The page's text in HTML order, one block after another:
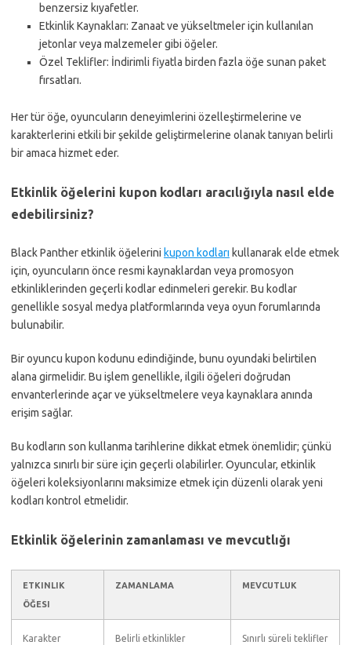
benzersiz kıyafetler.
Etkinlik Kaynakları: Zanaat ve yükseltmeler için kullanılan
jetonlar veya malzemeler gibi öğeler.
Özel Teklifler: İndirimli fiyatla birden fazla öğe sunan paket
fırsatları.
Her tür öğe, oyuncuların deneyimlerini özelleştirmelerine ve
karakterlerini etkili bir şekilde geliştirmelerine olanak tanıyan belirli
bir amaca hizmet eder.
Etkinlik öğelerini kupon kodları aracılığıyla nasıl elde
edebilirsiniz?
Black Panther etkinlik öğelerini kupon kodları kullanarak elde etmek
için, oyuncuların önce resmi kaynaklardan veya promosyon
etkinliklerinden geçerli kodlar edinmeleri gerekir. Bu kodlar
genellikle sosyal medya platformlarında veya oyun forumlarında
bulunabilir.
Bir oyuncu kupon kodunu edindiğinde, bunu oyundaki belirtilen
alana girmelidir. Bu işlem genellikle, ilgili öğeleri doğrudan
envanterlerinde açar ve yükseltmelere veya kaynaklara anında
erişim sağlar.
Bu kodların son kullanma tarihlerine dikkat etmek önemlidir; çünkü
yalnızca sınırlı bir süre için geçerli olabilirler. Oyuncular, etkinlik
öğeleri koleksiyonlarını maksimize etmek için düzenli olarak yeni
kodları kontrol etmelidir.
Etkinlik öğelerinin zamanlaması ve mevcutlığı
ETKINLIK
ÖĞESI
ZAMANLAMA MEVCUTLUK
Karakter
Belirli etkinlikler
Sınırlı süreli teklifler